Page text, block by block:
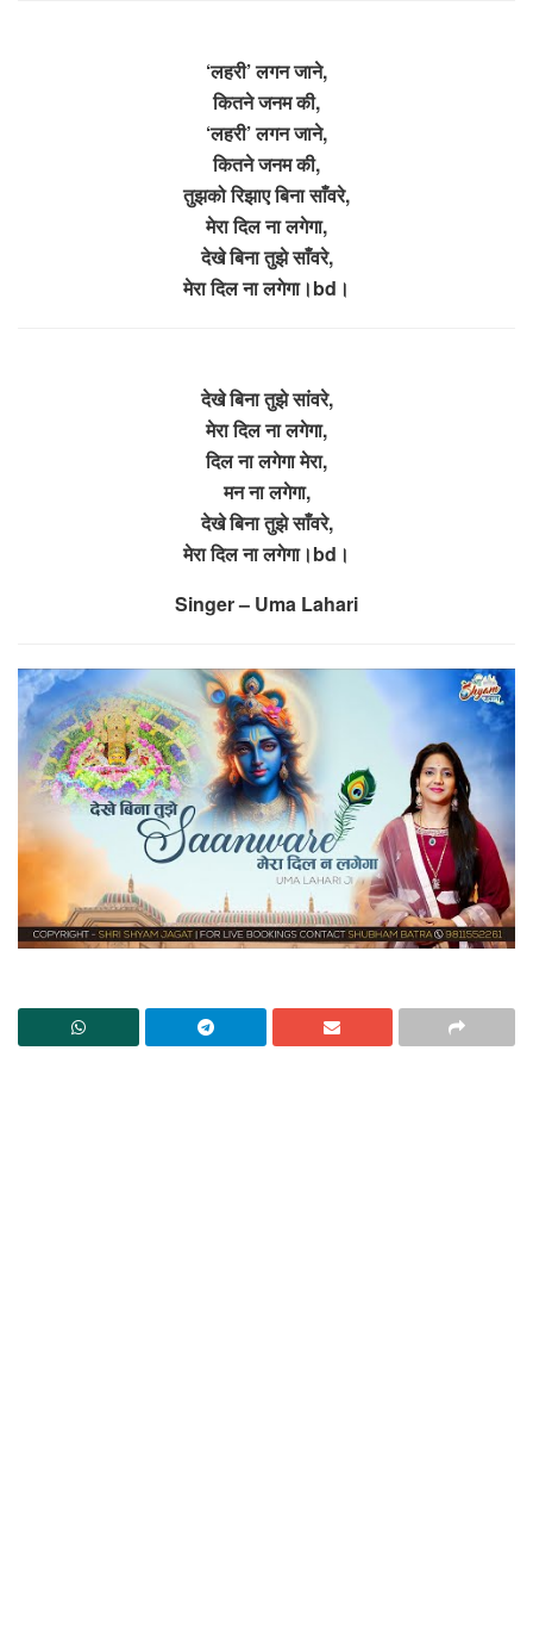
‘लहरी’ लगन जाने,
कितने जनम की,
‘लहरी’ लगन जाने,
कितने जनम की,
तुझको रिझाए बिना साँवरे,
मेरा दिल ना लगेगा,
देखे बिना तुझे साँवरे,
मेरा दिल ना लगेगा।bd।
देखे बिना तुझे सांवरे,
मेरा दिल ना लगेगा,
दिल ना लगेगा मेरा,
मन ना लगेगा,
देखे बिना तुझे साँवरे,
मेरा दिल ना लगेगा।bd।
Singer – Uma Lahari